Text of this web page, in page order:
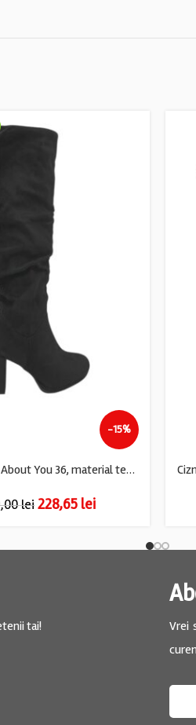
-15%
Cizme dama About You 36, material textil, negru
lei 228,65 lei
tai!
Vrei